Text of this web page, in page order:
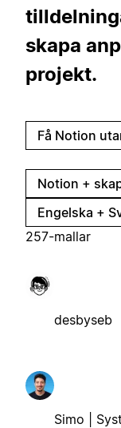
skapa
projekt.
Få Notion
Notion +
Engelska +
257-mallar
desbyseb
Simo |